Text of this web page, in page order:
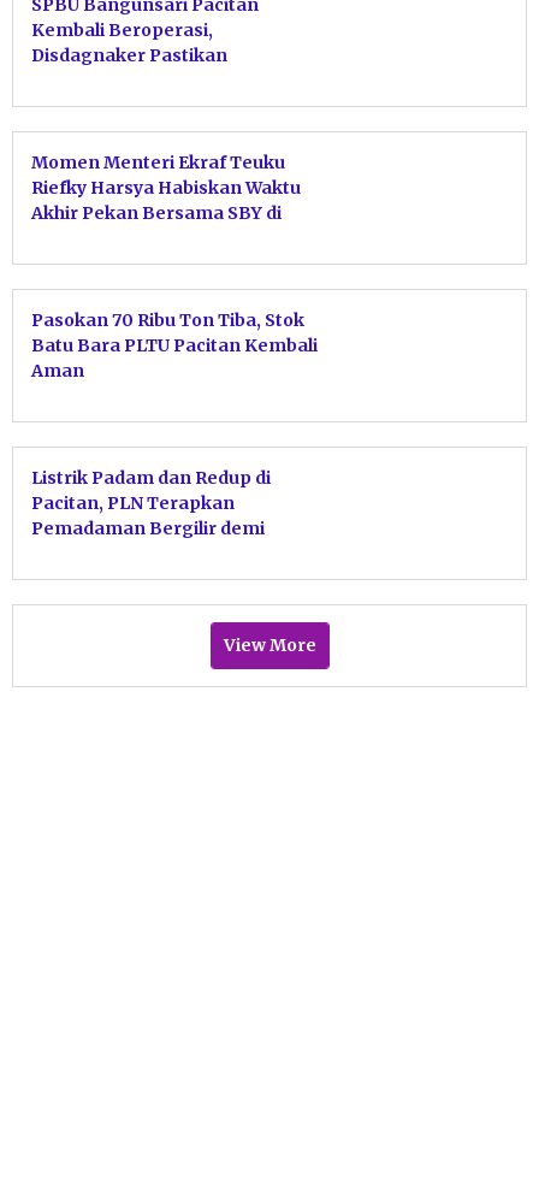
SPBU Bangunsari Pacitan
Kembali Beroperasi,
Disdagnaker Pastikan
Modal
Momen Menteri Ekraf Teuku
Riefky Harsya Habiskan Waktu
Akhir Pekan Bersama SBY di
Pasokan 70 Ribu Ton Tiba, Stok
Batu Bara PLTU Pacitan Kembali
Aman
Listrik Padam dan Redup di
Pacitan, PLN Terapkan
Pemadaman Bergilir demi
View More